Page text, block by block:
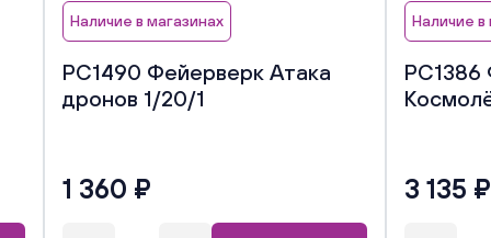
Наличие в магазинах
РС1490 Фейерверк Атака
дронов 1/20/1
1 360 ₽
Наличие в
РС1386
3 135 ₽